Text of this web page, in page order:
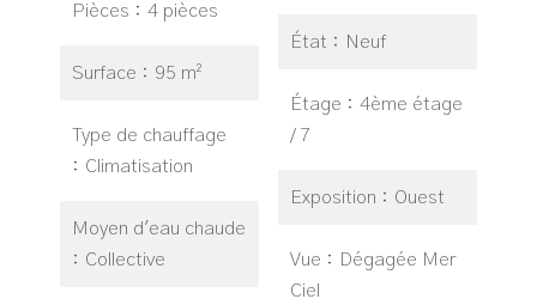
Pièces 4 pièces
Surface 95 m²
Type de chauffage
Climatisation
Moyen d'eau chaude
Collective
État Neuf
Étage
4ème étage
/ 7
Exposition Ouest
Vue
Dégagée Mer
Ciel